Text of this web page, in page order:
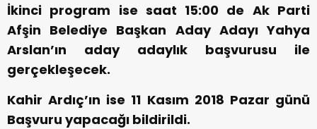
İkinci program ise saat 15:00 de Ak Parti
Afşin Belediye Başkan Aday Adayı Yahya
Arslan’ın aday adaylık başvurusu ile
gerçekleşecek.
Kahir Ardıç’ın ise 11 Kasım 2018 Pazar günü
Başvuru yapacağı bildirildi.